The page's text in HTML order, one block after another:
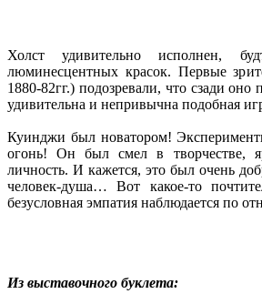
Холст удивительно исполнен,
люминесцентных красок. Первые
1880-82гг.) подозревали, что сзади оно
удивительна и непривычна подобная
Куинджи был новатором!
огонь! Он был смел в творчестве,
личность. И кажется, это был очень
человек-душа… Вот какое-то
безусловная эмпатия наблюдается по
Из выставочного буклета: